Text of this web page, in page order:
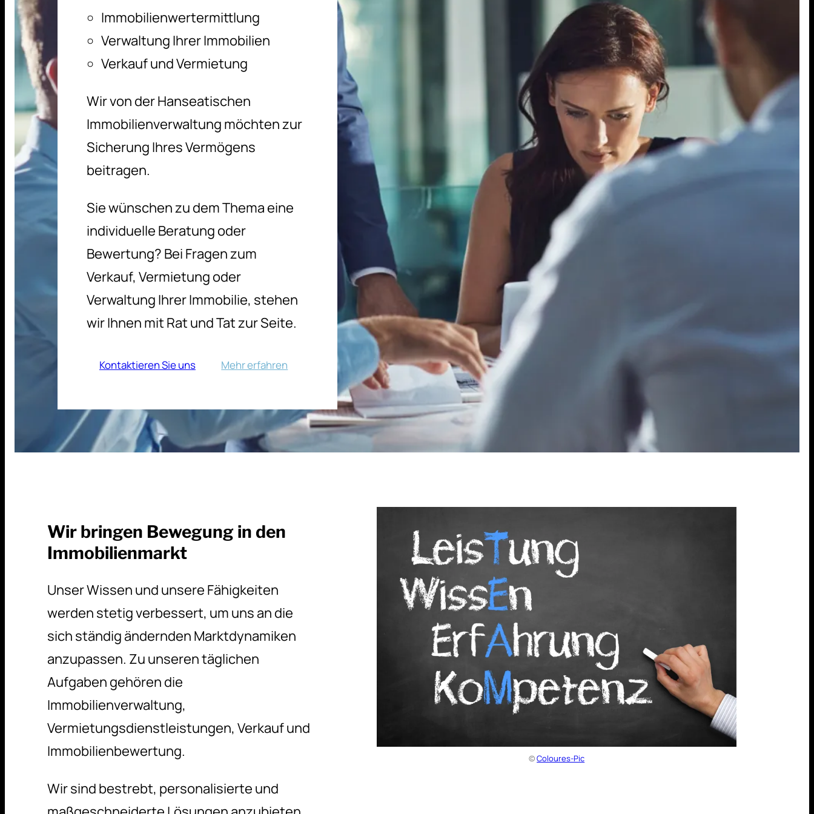
Immobilienwertermittlung
Verwaltung Ihrer Immobilien
Verkauf und Vermietung
Wir von der Hanseatischen
Immobilienverwaltung möchten zur
Sicherung Ihres Vermögens
beitragen.
Sie wünschen zu dem Thema eine
individuelle Beratung oder
Bewertung? Bei Fragen zum
Verkauf, Vermietung oder
Verwaltung Ihrer Immobilie, stehen
wir Ihnen mit Rat und Tat zur Seite.
Kontaktieren Sie uns Mehr erfahren
Wir bringen Bewegung in den
Immobilienmarkt
Unser Wissen und unsere Fähigkeiten
werden stetig verbessert, um uns an die
sich ständig ändernden Marktdynamiken
anzupassen. Zu unseren täglichen
Aufgaben gehören die
Immobilienverwaltung,
Vermietungsdienstleistungen, Verkauf und
Immobilienbewertung.
Wir sind bestrebt, personalisierte und
©Coloures-Pic